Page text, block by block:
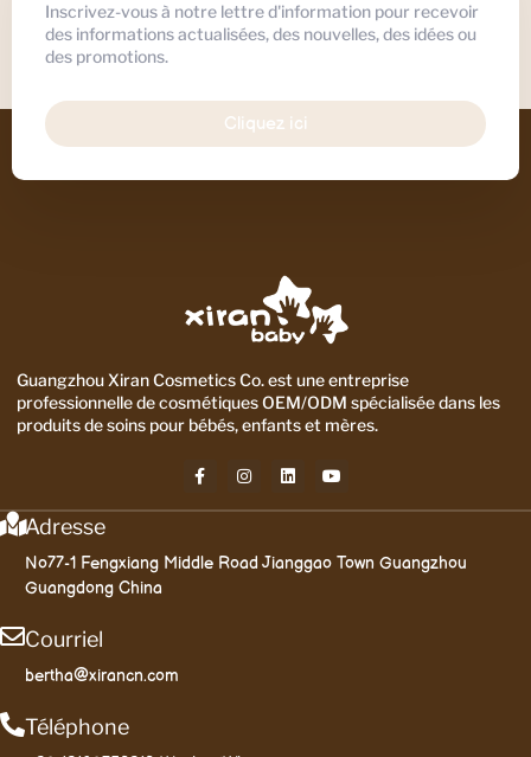
Inscrivez-vous à notre lettre d'information pour recevoir
des informations actualisées, des nouvelles, des idées ou
des promotions.
Cliquez ici
Guangzhou Xiran Cosmetics Co. est une entreprise
professionnelle de cosmétiques OEM/ODM spécialisée dans les
produits de soins pour bébés, enfants et mères.
Adresse
No77-1 Fengxiang Middle Road Jianggao Town Guangzhou
Guangdong China
Courriel
bertha@xirancn.com
Téléphone